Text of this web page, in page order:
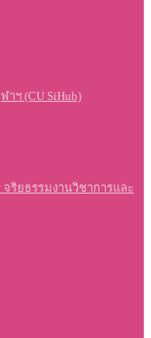
ฯ (CU SiHub)
ริยธรรมงานวิชาการและ